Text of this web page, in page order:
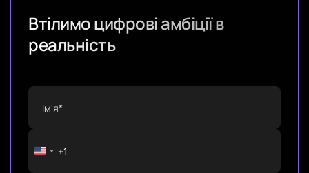
Втілимо цифрові амбіції в
реальність
+1